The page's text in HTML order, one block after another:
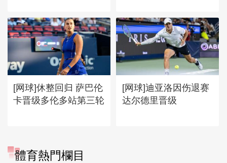
[网球]休整回归 萨巴伦
卡晋级多伦多站第三轮
[网球]迪亚洛因伤退赛
达尔德里晋级
體育熱門欄目